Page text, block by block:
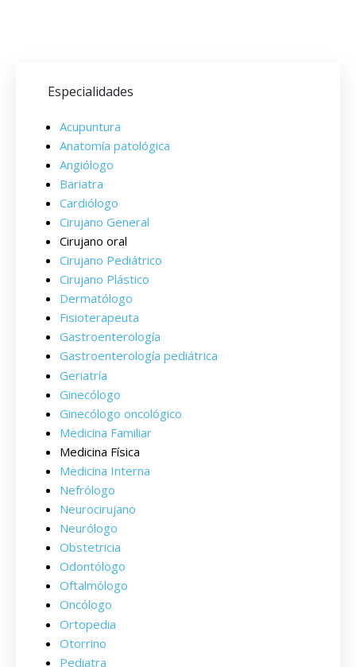
Especialidades
Acupuntura
Anatomía patológica
Angiólogo
Bariatra
Cardiólogo
Cirujano General
Cirujano oral
Cirujano Pediátrico
Cirujano Plástico
Dermatólogo
Fisioterapeuta
Gastroenterología
Gastroenterología pediátrica
Geriatría
Ginecólogo
Ginecólogo oncológico
Medicina Familiar
Medicina Física
Medicina Interna
Nefrólogo
Neurocirujano
Neurólogo
Obstetricia
Odontólogo
Oftalmólogo
Oncólogo
Ortopedia
Otorrino
Pediatra